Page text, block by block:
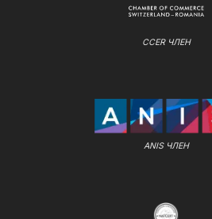
CCER ЧЛЕН
ANIS ЧЛЕН